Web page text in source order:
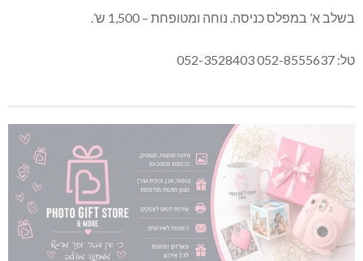
בשלב א’ במפלס כניסה. נוחה ומטופחת – 1,500 ש’.
טל: 052-8555637 052-3528403